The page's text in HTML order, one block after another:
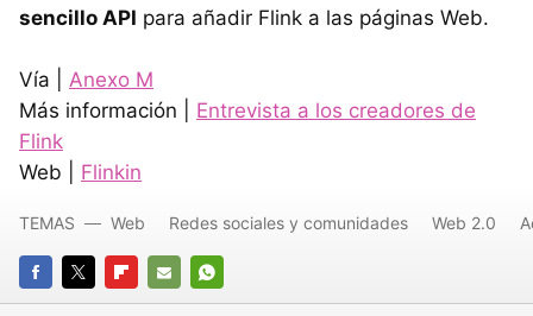
sencillo API para añadir Flink a las páginas Web.
Vía | Anexo M
Más información | Entrevista a los creadores de
Flink
Web | Flinkin
FACEBOOK
TWITTERFLIPBOARD
E-
WHATSAPP
TEMAS Web Redes sociales y comunidades Web 2.0